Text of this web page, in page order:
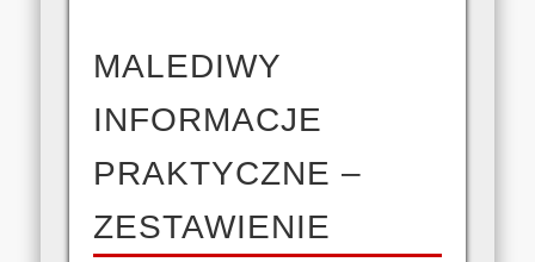
MALEDIWY
INFORMACJE
PRAKTYCZNE –
ZESTAWIENIE